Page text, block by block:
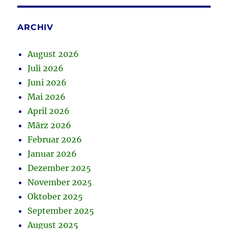
ARCHIV
August 2026
Juli 2026
Juni 2026
Mai 2026
April 2026
März 2026
Februar 2026
Januar 2026
Dezember 2025
November 2025
Oktober 2025
September 2025
August 2025